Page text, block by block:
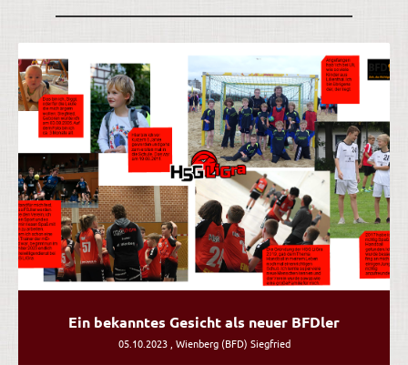
Ein bekanntes Gesicht als neuer BFDler
05.10.2023, Wienberg (BFD) Siegfried